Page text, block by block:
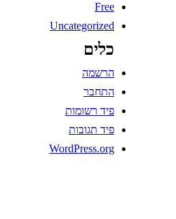
Free
Uncategorized
כלים
הרשמה
התחבר
פיד רשומות
פיד תגובות
WordPress.org